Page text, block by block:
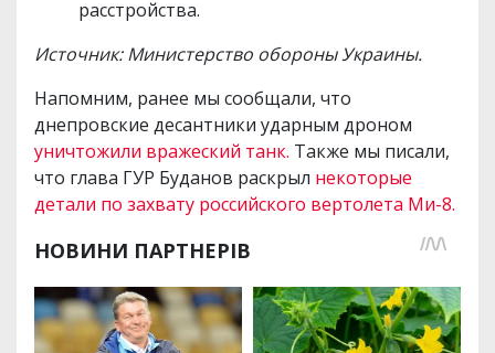
расстройства.
Источник: Министерство обороны Украины.
Напомним, ранее мы сообщали, что
днепровские десантники ударным дроном
уничтожили вражеский танк. Также мы писали,
что глава ГУР Буданов раскрыл некоторые
детали по захвату российского вертолета Ми-8.